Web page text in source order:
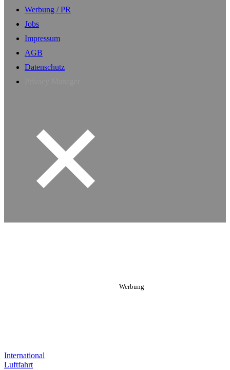
Werbung / PR
Jobs
Impressum
AGB
Datenschutz
International
Luftfahrt